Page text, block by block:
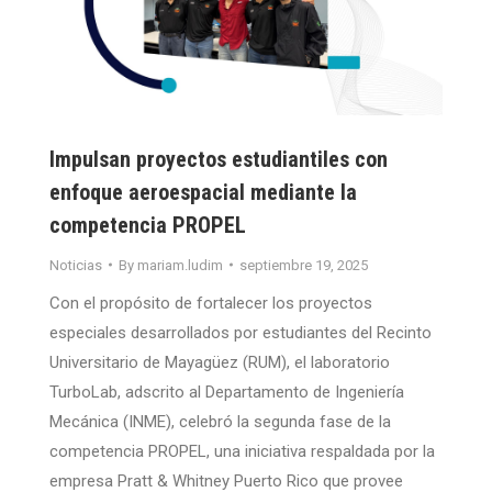
Impulsan proyectos estudiantiles con
enfoque aeroespacial mediante la
competencia PROPEL
Noticias By mariam.ludim septiembre 19, 2025
Con el propósito de fortalecer los proyectos
especiales desarrollados por estudiantes del Recinto
Universitario de Mayagüez (RUM), el laboratorio
TurboLab, adscrito al Departamento de Ingeniería
Mecánica (INME), celebró la segunda fase de la
competencia PROPEL, una iniciativa respaldada por la
empresa Pratt & Whitney Puerto Rico que provee